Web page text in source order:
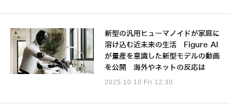
新型の汎用ヒューマノイドが家庭に
溶け込む近未来の生活 Figure AI
が量産を意識した新型モデルの動画
を公開 海外やネットの反応は
2025.10.10 Fri 12:30